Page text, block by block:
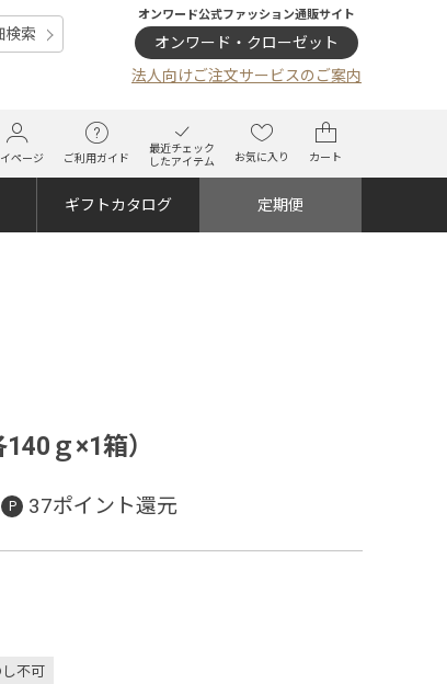
検索
オンワード公式ファッション通販サイト
オンワード・クローゼット
法人向けご注文サービスのご案内
ページ ご利用ガイド
最近チェック
したアイテム
お気に入り カート
ギフトカタログ 定期便
ｇ×1箱）
37ポイント還元
し不可